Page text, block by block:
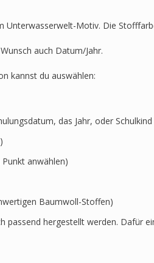
Unterwasserwelt-Motiv. Die
auch Datum/Jahr.
kannst du auswählen:
das Jahr, oder
anwählen)
Baumwoll-Stoffen)
passend hergestellt werden. Dafür